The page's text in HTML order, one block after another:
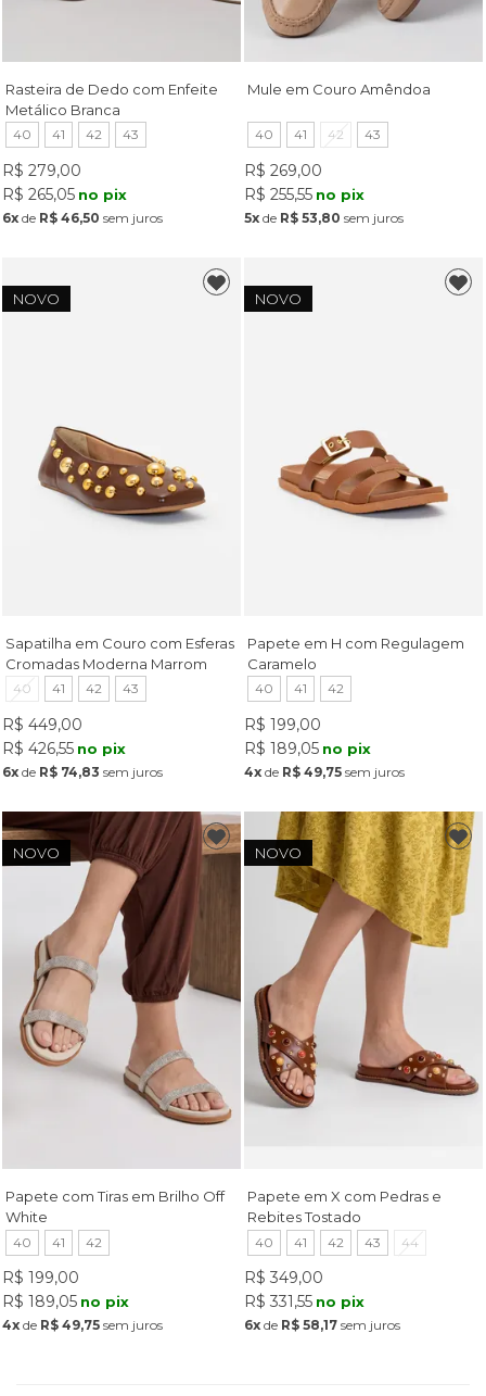
Rasteira de Dedo com Enfeite
Metálico Branca
40 41 42 43
R$ 279,00
R$ 265,05 no pix
6xde R$ 46,50 sem juros
Mule em Couro Amêndoa
40 41 42 43
R$ 269,00
R$ 255,55 no pix
5x de R$ 53,80 sem juros
NOVO
Sapatilha em Couro com Esferas
Cromadas Moderna Marrom
40 41 42 43
R$ 449,00
R$ 426,55 no pix
6xde R$ 74,83 sem juros
NOVO
Papete em H com Regulagem
Caramelo
40 41 42
R$ 199,00
R$ 189,05 no pix
4x de R$ 49,75 sem juros
NOVO
Papete com Tiras em Brilho Off
White
40 41 42
R$ 199,00
R$ 189,05 no pix
4xde R$ 49,75sem juros
NOVO
Papete em X com Pedras e
Rebites Tostado
40 41 42 43 44
R$ 349,00
R$ 331,55 no pix
6x de R$ 58,17 sem juros